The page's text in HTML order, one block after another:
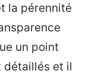
la pérennité
un point
détaillés et il